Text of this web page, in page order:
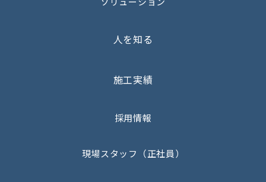
人を知る
施工実績
採用情報
現場スタッフ（正社員）